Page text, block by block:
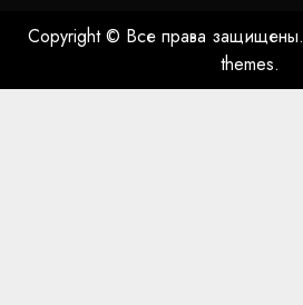
Copyright © Все права защищены.
themes.